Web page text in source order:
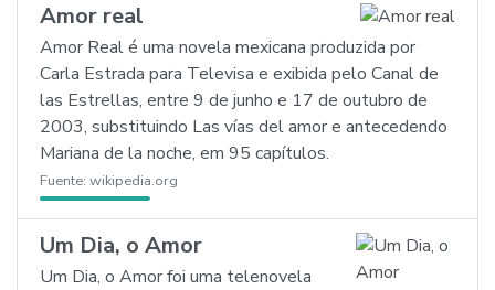
Amor real
Amor Real é uma novela mexicana produzida por
Carla Estrada para Televisa e exibida pelo Canal de
las Estrellas, entre 9 de junho e 17 de outubro de
2003, substituindo Las vías del amor e antecedendo
Mariana de la noche, em 95 capítulos.
Fuente: wikipedia.org
Um Dia, o Amor
Um Dia, o Amor foi uma telenovela